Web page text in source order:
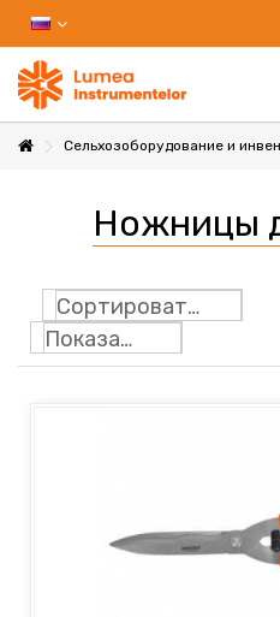
Сельхозоборудование и
Ножницы
Сортировать по
Показать: 24